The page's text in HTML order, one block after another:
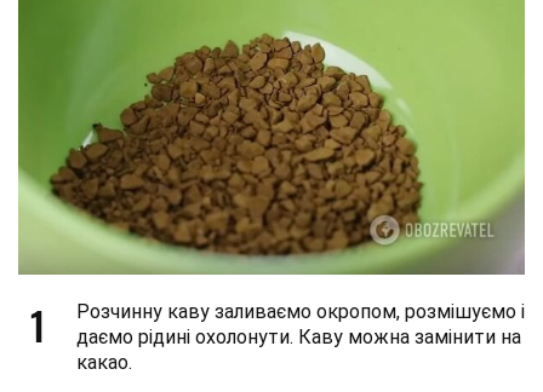
1
Розчинну каву заливаємо окропом, розмішуємо і
даємо рідині охолонути. Каву можна замінити на
какао.